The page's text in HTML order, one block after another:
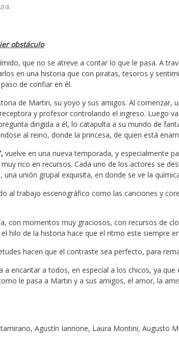
obstáculo
que no se atreve a contar lo que le pasa. A
en una historia que con piratas, tesoros y
de confiar en él.
de Martin, su yoyo y sus amigos. Al comenzar,
y profesor controlando el ingreso. Luego
dirigida a él, lo catapulta a su mundo de
al reino, donde la princesa, de quien está
vuelve en una nueva temporada, y especialmente
rico en recursos. Cada uno de los actores se
unión grupal exquisita, en donde se ve la
al trabajo escenográfico como las canciones y
con momentos muy graciosos, con recursos de
hilo de la historia hace que el ritmo este siempre
hacen que el contraste sea perfecto, para
a encantar a todos, en especial a los chicos, ya
le pasa a Martin y a sus amigos, el amor, la
Agustín Iannone, Laura Montini, Augusto